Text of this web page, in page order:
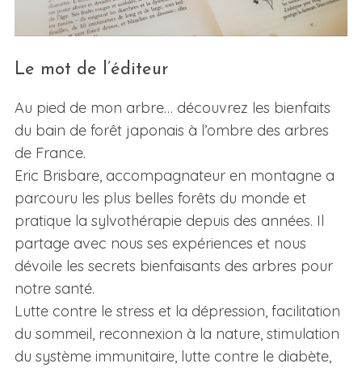
Le mot de l’éditeur
Au pied de mon arbre… découvrez les bienfaits
du bain de forêt japonais à l’ombre des arbres
de France.
Eric Brisbare, accompagnateur en montagne a
parcouru les plus belles forêts du monde et
pratique la sylvothérapie depuis des années. Il
partage avec nous ses expériences et nous
dévoile les secrets bienfaisants des arbres pour
notre santé.
Lutte contre le stress et la dépression, facilitation
du sommeil, reconnexion à la nature, stimulation
du système immunitaire, lutte contre le diabète,